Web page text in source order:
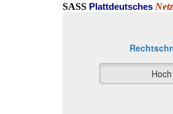
SASS Plattdeutsches